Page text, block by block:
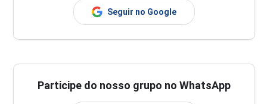
Seguir no Google
Participe do nosso grupo no WhatsApp